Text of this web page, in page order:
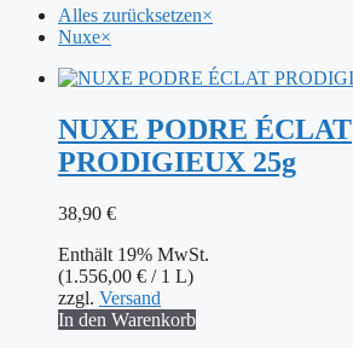
Alles zurücksetzen×
Nuxe×
NUXE PODRE ÉCLAT
PRODIGIEUX 25g
38,90 €
Enthält 19% MwSt.
(1.556,00 € / 1 L)
zzgl. Versand
In den Warenkorb